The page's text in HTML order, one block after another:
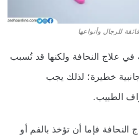
للرجال وأنواعها
علاج النحافة ولكنها قد تُسبب
خطيرة؛ لذلك يجب
الطبيب.
النحافة فإما أن تؤخذ بالفم أو